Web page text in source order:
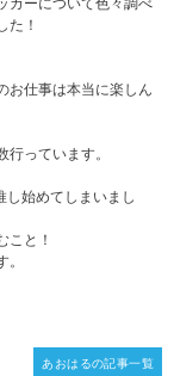
た！
お仕事は本当に楽しん
っています。
し始めてしまいまし
こと！
あおはるの記事一覧